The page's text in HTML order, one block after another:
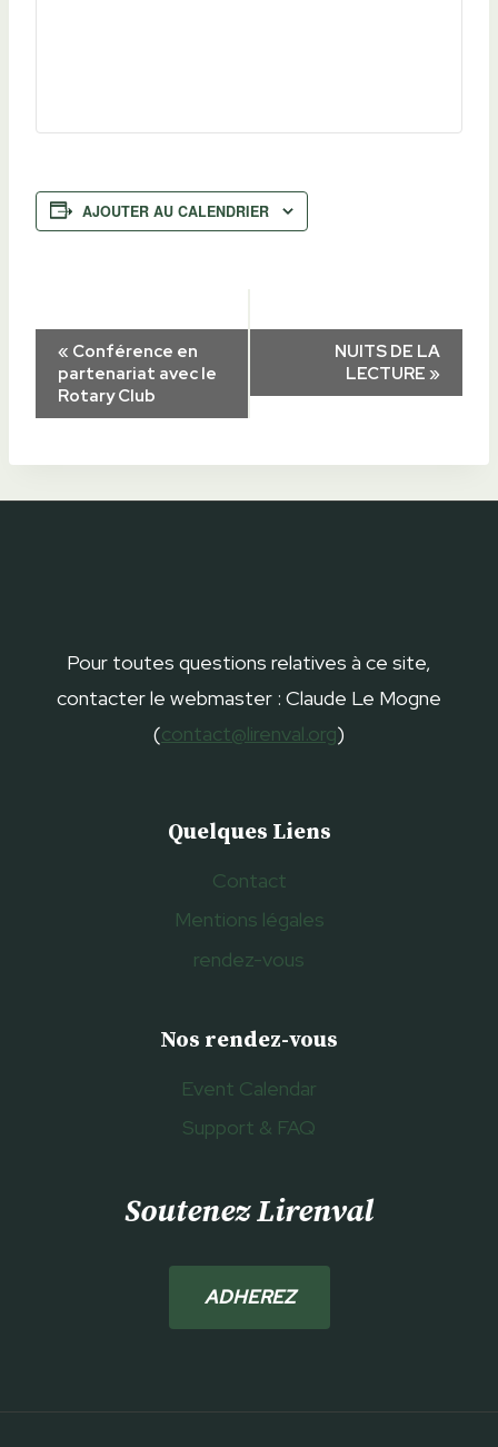
AJOUTER AU CALENDRIER
Navigation
Évènement
« Conférence en
partenariat avec le
Rotary Club
NUITS DE LA
LECTURE »
Pour toutes questions relatives à ce site,
contacter le webmaster : Claude Le Mogne
(contact@lirenval.org)
Quelques Liens
Contact
Mentions légales
rendez-vous
Nos rendez-vous
Event Calendar
Support & FAQ
Soutenez Lirenval
ADHEREZ